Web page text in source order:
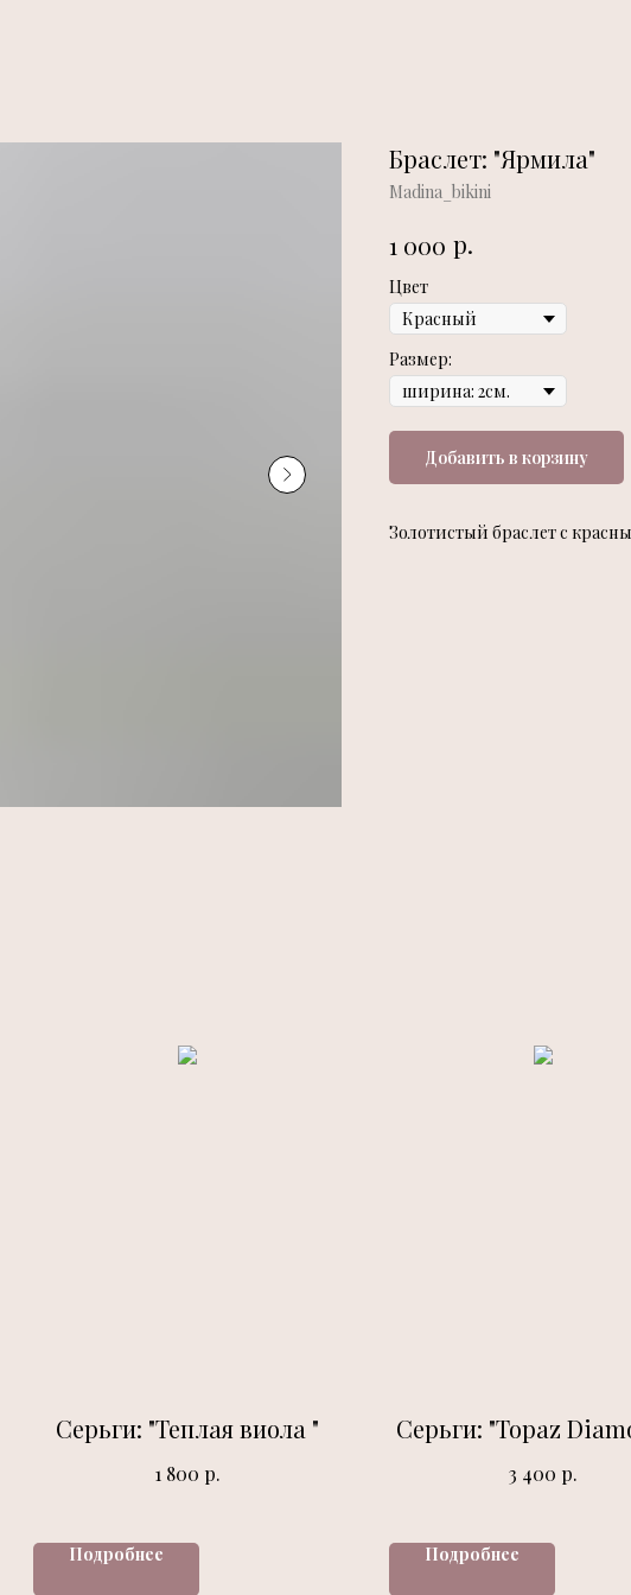
Браслет: "Ярмила"
Madina_bikini
1 000 р.
Цвет
Размер:
Добавить в корзину
Золотистый браслет с
Серьги: "Теплая виола "
1 800 р.
Подробнее
Серьги: "Topaz
3 400 р.
Подробнее